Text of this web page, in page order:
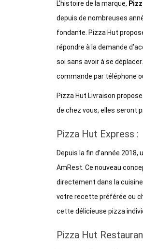
L’histoire de la marque,
depuis de nombreuses
fondante. Pizza Hut
répondre à la demande
soi sans avoir à se
commande par téléphone
Pizza Hut Livraison
de chez vous, elles seront
Pizza Hut Express :
Depuis la fin d’année
AmRest. Ce nouveau
directement dans la
votre recette préférée ou
cette délicieuse pizza
Pizza Hut